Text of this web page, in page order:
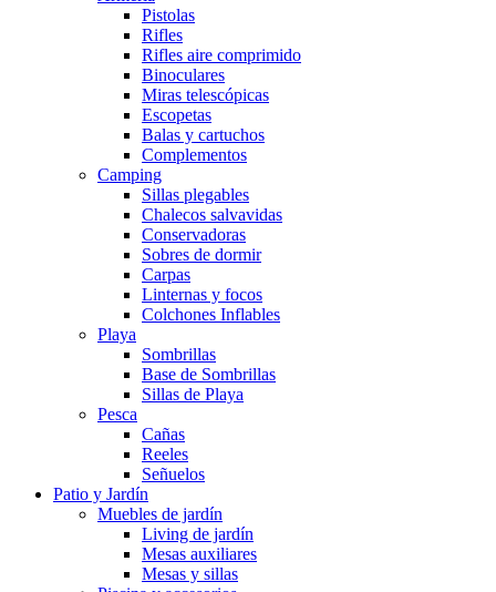
Pistolas
Rifles
Rifles aire comprimido
Binoculares
Miras telescópicas
Escopetas
Balas y cartuchos
Complementos
Camping
Sillas plegables
Chalecos salvavidas
Conservadoras
Sobres de dormir
Carpas
Linternas y focos
Colchones Inflables
Playa
Sombrillas
Base de Sombrillas
Sillas de Playa
Pesca
Cañas
Reeles
Señuelos
Patio y Jardín
Muebles de jardín
Living de jardín
Mesas auxiliares
Mesas y sillas